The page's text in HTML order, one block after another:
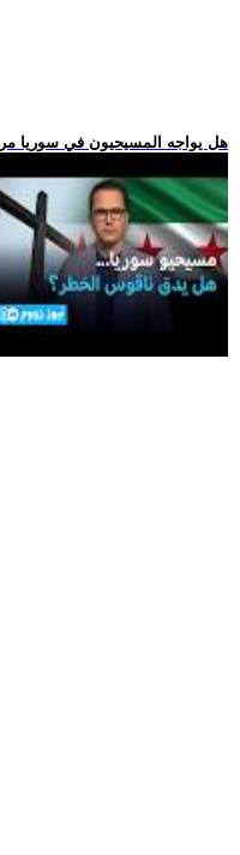
.. هل يواجه المسيحيون في سوريا